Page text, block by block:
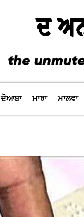
ਦੋਆਬਾ ਮਾਝਾ ਮਾਲਵਾ